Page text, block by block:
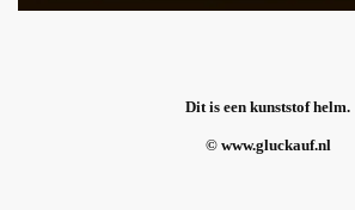
Dit is een kunststof helm.
© www.gluckauf.nl